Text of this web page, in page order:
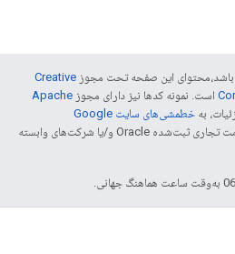
باشد،‌محتوای این صفحه تحت مجوز Creative
است. نمونه کدها نیز دارای مجوز Apache
به
خطمشی‌های سایت Google
مراجعه کنید. جاوا علامت تجاری ثبت‌شده Oracle و/یا شرکت‌های وابسته